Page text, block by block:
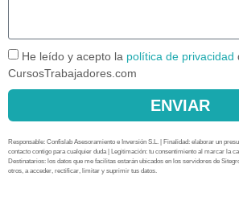
He leído y acepto la política de privacidad
CursosTrabajadores.com
ENVIAR
Responsable: Confislab Asesoramiento e Inversión S.L. | Finalidad: elaborar un
contacto contigo para cualquier duda | Legitimación: tu consentimiento al marcar la
Destinatarios: los datos que me facilitas estarán ubicados en los servidores de
otros, a acceder, rectificar, limitar y suprimir tus datos.